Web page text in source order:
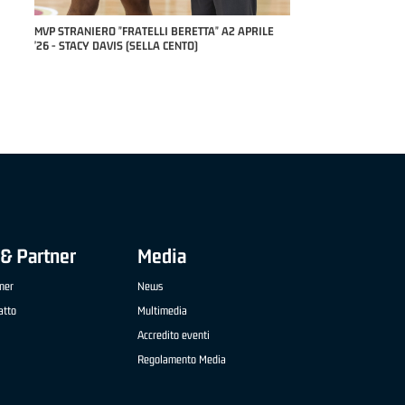
MVP "FRATELLI BERETTA" SAMUEL DILAS B
NAZIONALE APRILE '26 - MARCO RESTELLI (TAV
Partner Media
News
Multimedia
Accredito eventi
Regolamento Media